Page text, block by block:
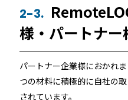
2-3.
様・パートナー
パートナー企業様におかれ
つの材料に積極的に自社の
されています。